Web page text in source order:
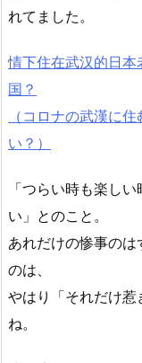
れてました。
情下住在武汉的日本
国？
（コロナの武漢に
い？）
「つらい時も楽し
い」とのこと。
あれだけの惨事のは
のは、
やはり「それだけ
ね。